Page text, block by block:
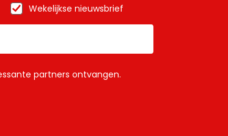
Wekelijkse nieuwsbrief
partners ontvangen.